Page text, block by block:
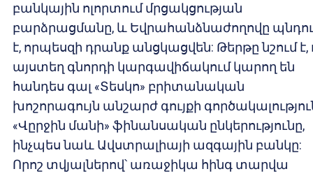
բանկային ոլորտում մրցակցության
բարձրացմանը, և Եվրահանձնաժողովը
է, որպեսզի դրանք անցկացվեն: Թերթը նշում է,
այստեղ գնորդի կարգավիճակում կարող են
հանդես գալ «Տեսկո» բրիտանական
խոշորագույն անշարժ գույքի
«Վըրջին մանի» ֆինանսական ընկերությունը,
ինչպես նաև Ավստրալիայի ազգային բանկը:
Որոշ տվյալներով՝ առաջիկա հինգ տարվա